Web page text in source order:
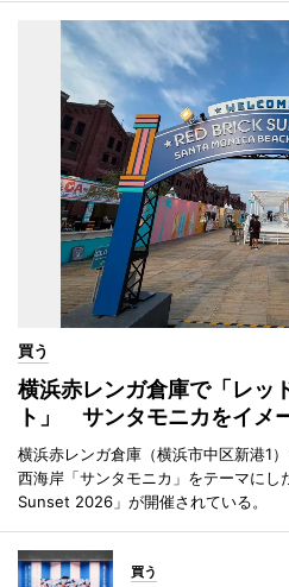
買う
横浜赤レンガ倉庫で「レッ
ト」 サンタモニカをイメ
横浜赤レンガ倉庫（横浜市中区新港1
西海岸「サンタモニカ」をテーマに
Sunset 2026」が開催されている。
買う